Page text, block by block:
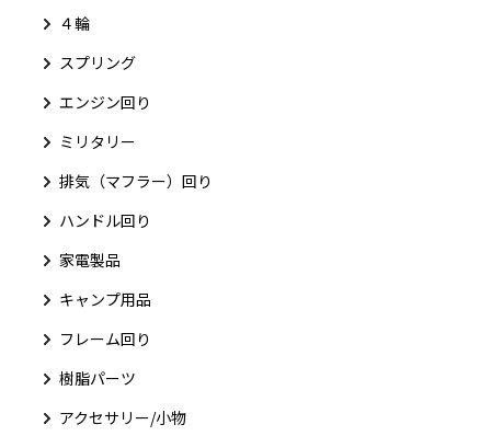
４輪
スプリング
エンジン回り
ミリタリー
排気（マフラー）回り
ハンドル回り
家電製品
キャンプ用品
フレーム回り
樹脂パーツ
アクセサリー/小物